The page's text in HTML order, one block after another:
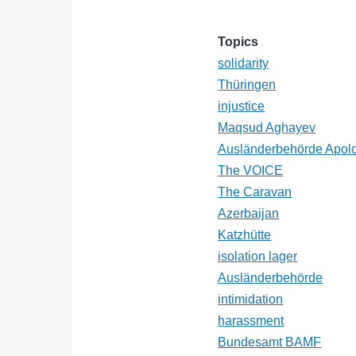
Topics
solidarity
Thüringen
injustice
Maqsud Aghayev
Ausländerbehörde
The VOICE
The Caravan
Azerbaijan
Katzhütte
isolation lager
Ausländerbehörde
intimidation
harassment
Bundesamt BAMF